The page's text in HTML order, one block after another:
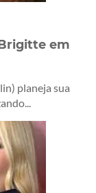
em
planeja sua